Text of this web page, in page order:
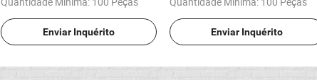
Enviar Inquérito Enviar Inquérito